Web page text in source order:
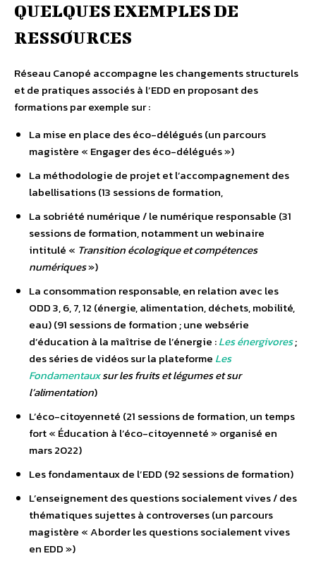
QUELQUES EXEMPLES DE
RESSOURCES
Réseau Canopé accompagne les changements structurels
et de pratiques associés à l’EDD en proposant des
formations par exemple sur :
La mise en place des éco-délégués (un parcours
magistère « Engager des éco-délégués »)
La méthodologie de projet et l’accompagnement des
labellisations (13 sessions de formation,
La sobriété numérique / le numérique responsable (31
sessions de formation, notamment un webinaire
intitulé « Transition écologique et compétences
numériques»)
La consommation responsable, en relation avec les
ODD 3, 6, 7, 12 (énergie, alimentation, déchets, mobilité,
eau) (91 sessions de formation ; une websérie
d’éducation à la maîtrise de l’énergie :Les énergivores;
des séries de vidéos sur la plateforme Les
Fondamentauxsur les fruits et légumes et sur
l’alimentation)
L’éco-citoyenneté (21 sessions de formation, un temps
fort « Éducation à l’éco-citoyenneté » organisé en
mars 2022)
Les fondamentaux de l’EDD (92 sessions de formation)
L’enseignement des questions socialement vives / des
thématiques sujettes à controverses (un parcours
magistère « Aborder les questions socialement vives
en EDD »)